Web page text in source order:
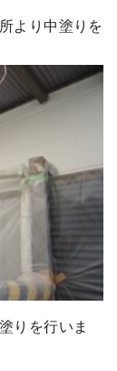
より中塗りを
りを行いま